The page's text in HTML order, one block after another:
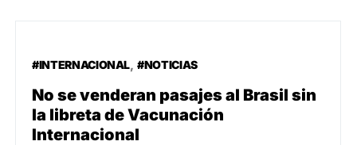
#INTERNACIONAL #NOTICIAS
No se venderan pasajes al Brasil sin
la libreta de Vacunación
Internacional